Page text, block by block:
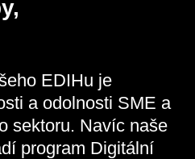
EDIHu je
a odolnosti SME a
sektoru. Navíc naše
program Digitální